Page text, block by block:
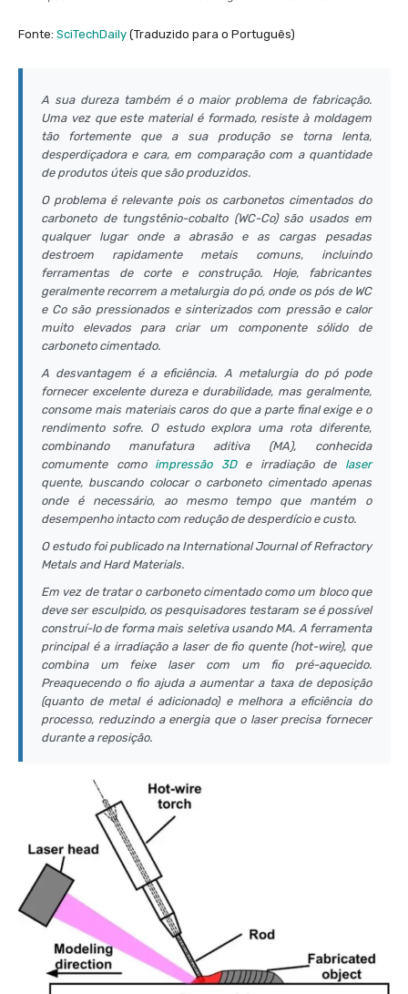
Fonte: SciTechDaily (Traduzido para o Português)
A sua dureza também é o maior problema de fabricação.
Uma vez que este material é formado, resiste à moldagem
tão fortemente que a sua produção se torna lenta,
desperdiçadora e cara, em comparação com a quantidade
de produtos úteis que são produzidos.
O problema é relevante pois os carbonetos cimentados do
carboneto de tungstênio-cobalto (WC-Co) são usados em
qualquer lugar onde a abrasão e as cargas pesadas
destroem rapidamente metais comuns, incluindo
ferramentas de corte e construção. Hoje, fabricantes
geralmente recorrem a metalurgia do pó, onde os pós de WC
e Co são pressionados e sinterizados com pressão e calor
muito elevados para criar um componente sólido de
carboneto cimentado.
A desvantagem é a eficiência. A metalurgia do pó pode
fornecer excelente dureza e durabilidade, mas geralmente,
consome mais materiais caros do que a parte final exige e o
rendimento sofre. O estudo explora uma rota diferente,
combinando manufatura aditiva (MA), conhecida
comumente como impressão 3De irradiação de laser
quente, buscando colocar o carboneto cimentado apenas
onde é necessário, ao mesmo tempo que mantém o
desempenho intacto com redução de desperdício e custo.
O estudo foi publicado na International Journal of Refractory
Metals and Hard Materials.
Em vez de tratar o carboneto cimentado como um bloco que
deve ser esculpido, os pesquisadores testaram se é possível
construí-lo de forma mais seletiva usando MA. A ferramenta
principal é a irradiação a laser de fio quente (hot-wire), que
combina um feixe laser com um fio pré-aquecido.
Preaquecendo o fio ajuda a aumentar a taxa de deposição
(quanto de metal é adicionado) e melhora a eficiência do
processo, reduzindo a energia que o laser precisa fornecer
durante a reposição.